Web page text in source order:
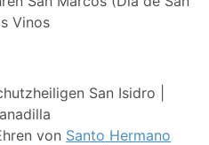
Vinos
San Isidro |
von Santo Hermano